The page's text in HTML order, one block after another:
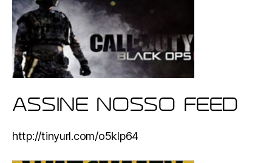
ASSINE NOSSO FEED
http://tinyurl.com/o5klp64